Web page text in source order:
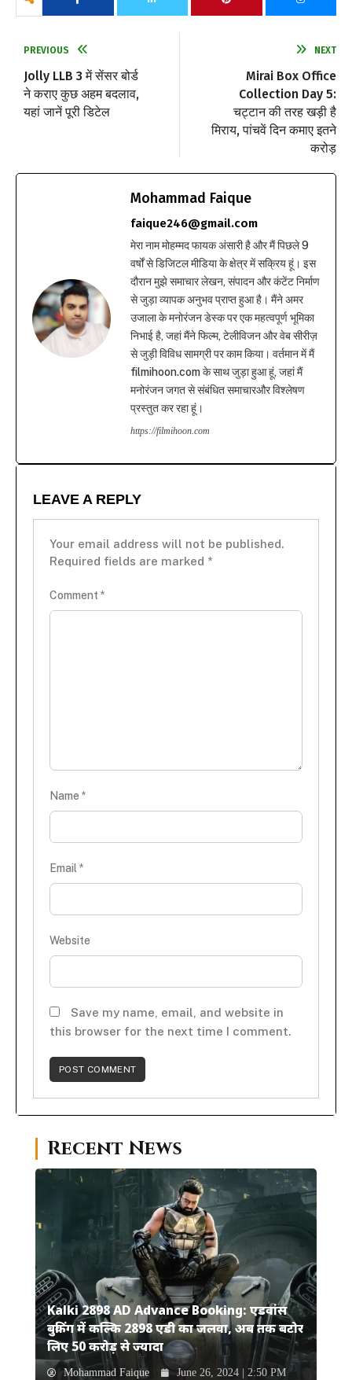
PREVIOUS
Jolly LLB 3 में सेंसर बोर्ड
ने कराए कुछ अहम बदलाव,
यहां जानें पूरी डिटेल
NEXT
Mirai Box Office
Collection Day 5:
चट्टान की तरह खड़ी है
मिराय, पांचवें दिन कमाए इतने
करोड़
Mohammad Faique
faique246@gmail.com
मेरा नाम मोहम्मद फायक अंसारी है और मैं पिछले 9
वर्षों से डिजिटल मीडिया के क्षेत्र में सक्रिय हूं। इस
दौरान मुझे समाचार लेखन, संपादन और कंटेंट निर्माण
से जुड़ा व्यापक अनुभव प्राप्त हुआ है। मैंने अमर
उजाला के मनोरंजन डेस्क पर एक महत्वपूर्ण भूमिका
निभाई है, जहां मैंने फिल्म, टेलीविजन और वेब सीरीज़
से जुड़ी विविध सामग्री पर काम किया। वर्तमान में मैं
filmihoon.com के साथ जुड़ा हुआ हूं, जहां मैं
मनोरंजन जगत से संबंधित समाचारऔर विश्लेषण
प्रस्तुत कर रहा हूं।
https://filmihoon.com
LEAVE A REPLY
Your email address will not be published.
Required fields are marked *
Comment *
Name *
Email *
Website
Save my name, email, and website in
this browser for the next time I comment.
Recent News
Kalki 2898 AD Advance Booking: एडवांस
बुकिंग में कल्कि 2898 एडी का जलवा, अब तक बटोर
लिए 50 करोड़ से ज्यादा
Mohammad Faique June 26, 2024 | 2:50 PM